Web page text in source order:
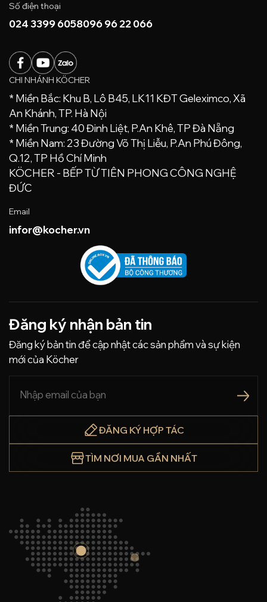
Số điện thoại
024 3399 6058096 96 22 066
CHI NHÁNH KÖCHER
* Miền Bắc: Khu B, Lô B45, LK11 KĐT Geleximco, Xã
An Khánh, TP. Hà Nội
* Miền Trung: 40 Đinh Liệt, P.An Khê, TP Đà Nẵng
* Miền Nam: 23 Đường Võ Thị Liễu, P.An Phú Đông,
Q.12, TP Hồ Chí Minh
KÖCHER - BẾP TỪ TIÊN PHONG CÔNG NGHỆ
ĐỨC
Email
infor@kocher.vn
Đăng ký nhận bản tin
Đăng ký bản tin để cập nhật các sản phẩm và sự kiện
mới của Köcher
ĐĂNG KÝ HỢP TÁC
TÌM NƠI MUA GẦN NHẤT